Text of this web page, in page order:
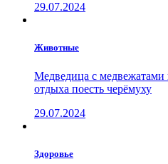
29.07.2024
Животные
Медведица с
отдыха поесть черёмуху
29.07.2024
Здоровье